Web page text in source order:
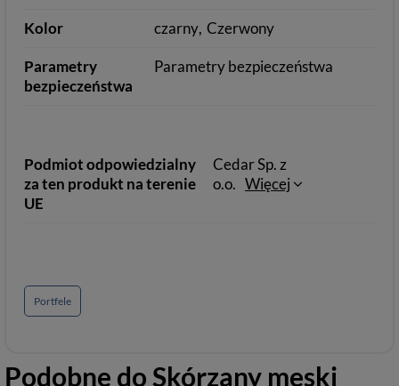
Kolor czarny Czerwony
Parametry
bezpieczeństwa
Parametry bezpieczeństwa
Podmiot odpowiedzialny
za ten produkt na terenie
UE
Cedar Sp. z
o.o. Więcej
Portfele
Podobne doSkórzany męski